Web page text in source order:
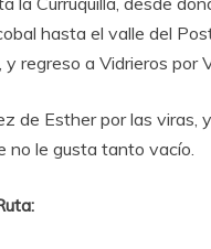
hasta el valle del
y regreso a Vidrieros por
de Esther por las viras,
no le gusta tanto vacío.